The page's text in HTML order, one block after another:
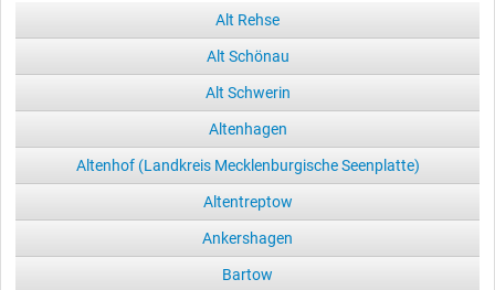
Alt Rehse
Alt Schönau
Alt Schwerin
Altenhagen
Altenhof (Landkreis Mecklenburgische Seenplatte)
Altentreptow
Ankershagen
Bartow